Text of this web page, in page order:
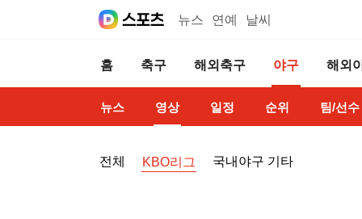
뉴스 연예 날씨
홈 축구 해외축구 야구 해외
뉴스 영상 일정 순위 팀/선수
전체 KBO리그 국내야구 기타